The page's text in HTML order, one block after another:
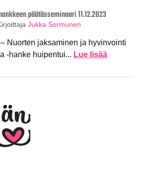
päätösseminaari 11.12.2023
Jukka Sormunen
Nuorten jaksaminen ja hyvinvointi
-hanke huipentui... Lue lisää